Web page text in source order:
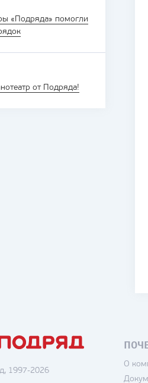
«Подряда» помогли
от Подряда!
1997-2026
О